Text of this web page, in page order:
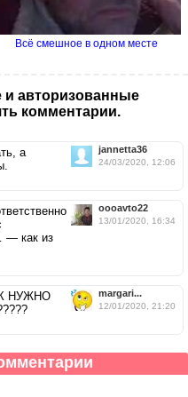
Всё смешное в одном месте
и авторизованные
комментарии.
jannetta36
24/03/2020, 12:06
а
oooavto22
13/01/2020, 16:34
— как из
margari...
12/01/2020, 21:20
НУЖНО